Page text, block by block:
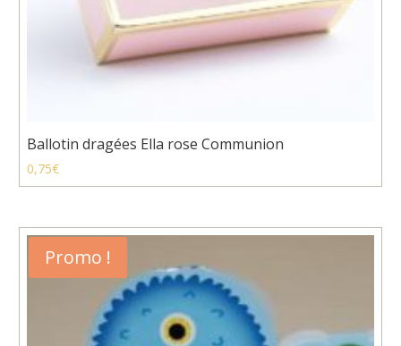
Ballotin dragées Ella rose Communion
0,75€
Promo !